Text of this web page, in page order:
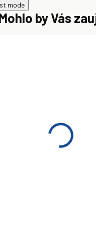
mode
by Vás